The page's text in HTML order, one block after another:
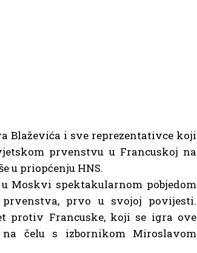
Blaževića i sve reprezentativce koji
prvenstvu u Francuskoj na
u priopćenju HNS.
Moskvi spektakularnom pobjedom
prvo u svojoj povijesti.
protiv Francuske, koji se igra ove
čelu s izbornikom Miroslavom